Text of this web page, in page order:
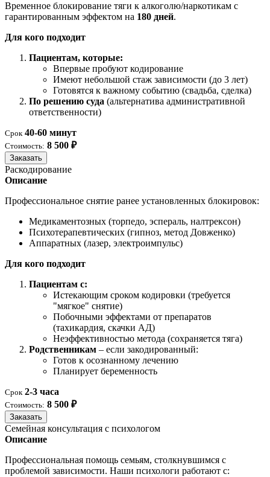
Временное блокирование тяги к алкоголю/наркотикам с
гарантированным эффектом на 180 дней.
Для кого подходит
Пациентам, которые:
Впервые пробуют кодирование
Имеют небольшой стаж зависимости (до 3 лет)
Готовятся к важному событию (свадьба, сделка)
По решению суда (альтернатива административной
ответственности)
Срок 40-60 минут
Стоимость: 8 500 ₽
Заказать
Раскодирование
Описание
Профессиональное снятие ранее установленных блокировок:
Медикаментозных (торпедо, эспераль, налтрексон)
Психотерапевтических (гипноз, метод Довженко)
Аппаратных (лазер, электроимпульс)
Для кого подходит
Пациентам с:
Истекающим сроком кодировки (требуется
"мягкое" снятие)
Побочными эффектами от препаратов
(тахикардия, скачки АД)
Неэффективностью метода (сохраняется тяга)
Родственникам – если закодированный:
Готов к осознанному лечению
Планирует беременность
Срок 2-3 часа
Стоимость: 8 500 ₽
Заказать
Семейная консультация с психологом
Описание
Профессиональная помощь семьям, столкнувшимся с
проблемой зависимости. Наши психологи работают с: